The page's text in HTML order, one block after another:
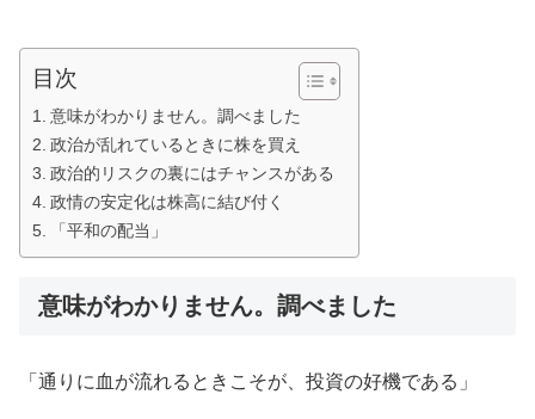
目次
意味がわかりません。調べました
政治が乱れているときに株を買え
政治的リスクの裏にはチャンスがある
政情の安定化は株高に結び付く
「平和の配当」
意味がわかりません。調べました
「通りに血が流れるときこそが、投資の好機である」